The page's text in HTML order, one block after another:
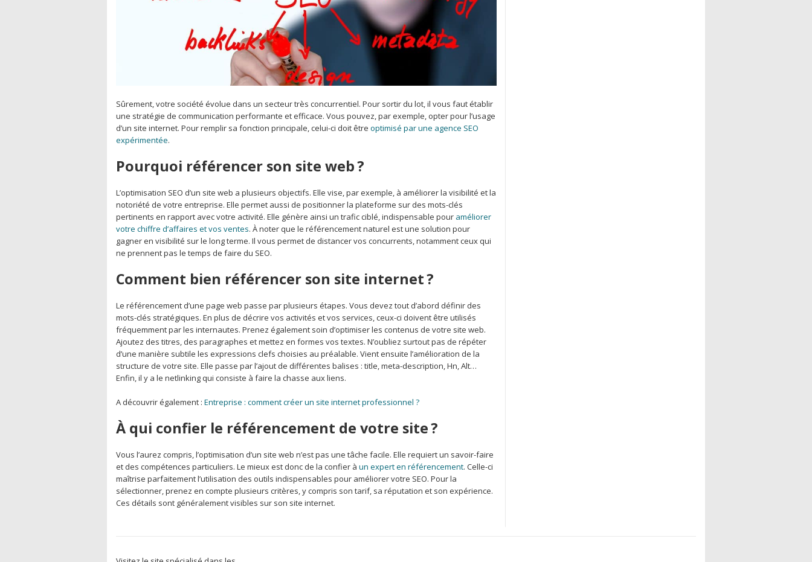
Sûrement, votre société évolue dans un secteur très concurrentiel. Pour sortir du lot, il vous faut établir
une stratégie de communication performante et efficace. Vous pouvez, par exemple, opter pour l’usage
d’un site internet. Pour remplir sa fonction principale, celui-ci doit être optimisé par une agence SEO
expérimentée.
Pourquoi référencer son site web ?
L’optimisation SEO d’un site web a plusieurs objectifs. Elle vise, par exemple, à améliorer la visibilité et la
notoriété de votre entreprise. Elle permet aussi de positionner la plateforme sur des mots-clés
pertinents en rapport avec votre activité. Elle génère ainsi un trafic ciblé, indispensable pour améliorer
votre chiffre d’affaires et vos ventes. À noter que le référencement naturel est une solution pour
gagner en visibilité sur le long terme. Il vous permet de distancer vos concurrents, notamment ceux qui
ne prennent pas le temps de faire du SEO.
Comment bien référencer son site internet ?
Le référencement d’une page web passe par plusieurs étapes. Vous devez tout d’abord définir des
mots-clés stratégiques. En plus de décrire vos activités et vos services, ceux-ci doivent être utilisés
fréquemment par les internautes. Prenez également soin d’optimiser les contenus de votre site web.
Ajoutez des titres, des paragraphes et mettez en formes vos textes. N’oubliez surtout pas de répéter
d’une manière subtile les expressions clefs choisies au préalable. Vient ensuite l’amélioration de la
structure de votre site. Elle passe par l’ajout de différentes balises : title, meta-description, Hn, Alt…
Enfin, il y a le netlinking qui consiste à faire la chasse aux liens.
A découvrir également : Entreprise : comment créer un site internet professionnel ?
À qui confier le référencement de votre site ?
Vous l’aurez compris, l’optimisation d’un site web n’est pas une tâche facile. Elle requiert un savoir-faire
et des compétences particuliers. Le mieux est donc de la confier à un expert en référencement. Celle-ci
maîtrise parfaitement l’utilisation des outils indispensables pour améliorer votre SEO. Pour la
sélectionner, prenez en compte plusieurs critères, y compris son tarif, sa réputation et son expérience.
Ces détails sont généralement visibles sur son site internet.